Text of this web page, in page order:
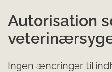
Autorisation
Ingen ændringer til